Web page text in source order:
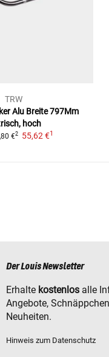
TRW
Alu Breite 797Mm
hoch
€2 55,62 €1
Der Louis Newsletter
Erhalte kostenlos alle
Angebote,
Neuheiten.
Hinweis zum Datenschutz